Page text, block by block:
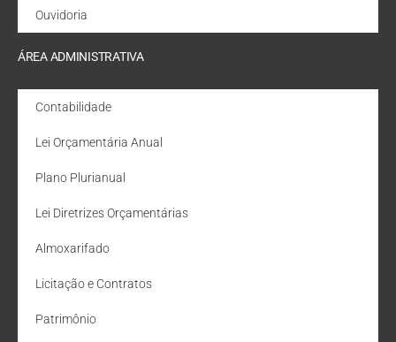
Ouvidoria
ÁREA ADMINISTRATIVA
Contabilidade
Lei Orçamentária Anual
Plano Plurianual
Lei Diretrizes Orçamentárias
Almoxarifado
Licitação e Contratos
Patrimônio